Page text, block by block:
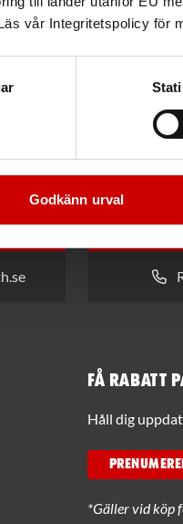
vår Integritetspolicy för
Godkänn urval
Få rabatt
Håll dig
*Gäller vid köp